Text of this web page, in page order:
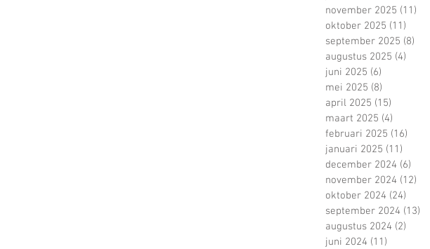
november 2025 (11)
oktober 2025 (11)
september 2025 (8)
augustus 2025 (4)
juni 2025 (6)
mei 2025 (8)
april 2025 (15)
maart 2025 (4)
februari 2025 (16)
januari 2025 (11)
december 2024 (6)
november 2024 (12)
oktober 2024 (24)
september 2024 (13)
augustus 2024 (2)
juni 2024 (11)